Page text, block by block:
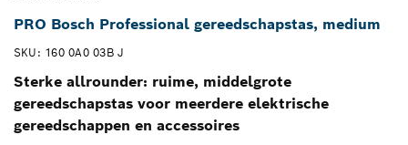
PRO Bosch Professional gereedschapstas, medium
SKU: 160 0A0 03B J
Sterke allrounder: ruime, middelgrote
gereedschapstas voor meerdere elektrische
gereedschappen en accessoires